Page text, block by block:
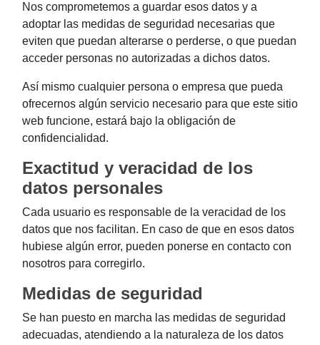
Nos comprometemos a guardar esos datos y a
adoptar las medidas de seguridad necesarias que
eviten que puedan alterarse o perderse, o que puedan
acceder personas no autorizadas a dichos datos.
Así mismo cualquier persona o empresa que pueda
ofrecernos algún servicio necesario para que este sitio
web funcione, estará bajo la obligación de
confidencialidad.
Exactitud y veracidad de los
datos personales
Cada usuario es responsable de la veracidad de los
datos que nos facilitan. En caso de que en esos datos
hubiese algún error, pueden ponerse en contacto con
nosotros para corregirlo.
Medidas de seguridad
Se han puesto en marcha las medidas de seguridad
adecuadas, atendiendo a la naturaleza de los datos